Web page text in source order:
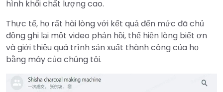
hình khối chất lượng cao.
Thực tế, họ rất hài lòng với kết quả đến mức đã chủ
động ghi lại một video phản hồi, thể hiện lòng biết ơn
và giới thiệu quá trình sản xuất thành công của họ
bằng máy của chúng tôi.